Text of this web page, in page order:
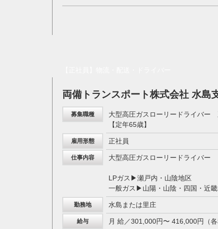
両備トランスポート株式会社 水島
募集職種
大型高圧ガスローリードライバー
【定年65歳】
雇用形態 正社員
仕事内容 大型高圧ガスローリードライバー
LPガス▶瀬戸内・山陰地区
一般ガス▶山陽・山陰・四国・近
勤務地 水島または里庄
給与 月 給／301,000円〜 416,000円（